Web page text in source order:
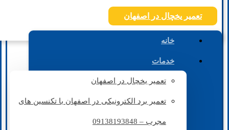
تعمیر یخچال در اصفهان
خانه
خدمات
تعمیر یخچال در اصفهان
تعمیر برد الکترونیکی در اصفهان با تکنسین های
مجرب – 09138193848